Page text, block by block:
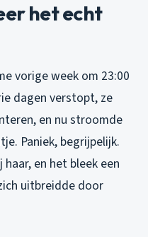
het echt
vorige week om 23:00
dagen verstopt, ze
en nu stroomde
Paniek, begrijpelijk.
en het bleek een
uitbreidde door